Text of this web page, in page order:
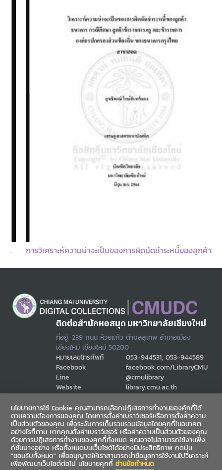
การวิเคราะห์ความน่าจะเป็นของการผิดนัดชำระหนี้ของลูกค้าธนาคาร กรณีศึกษา ลูกค้าข้าราชการครู และข้าราชการองค์กร ปกครองส่วนท้องถิ่นของธนาคารกรุงไทย สาขาฮอด
ติดต่อสำนักหอสมุด มหาวิทยาลัยเชียงใหม่
ที่อยู่: 239 ถนน ห้วยแก้ว ตำบลสุเทพ อำเภอเมือง
เชียงใหม่ เชียงใหม่ 50200
หมายเลขโทรศัพท์ 053-944531, 053-944589
Facebook
facebook.com/LibraryCMU
Line
@cmulibrary
Website
library.cmu.ac.th
ช่องทางสื่อสาร
นโยบายการใช้ Cookie คุณสามารถเลือกปฏิเสธการทำงานของคุ้กกี้ได้
ตามความต้องการของคุณ โดยการตั้งค่าเบราว์เซอร์หรือการตั้งค่าความ
เป็นส่วนตัวของคุณ เพื่อระงับการเก็บรวมรวบข้อมูลโดยคุกกี้ในอนาคต
อย่างไรก็ตาม หากคุณตั้งค่าเบราว์เซอร์ หรือค่าความเป็นส่วนตัวของคุณ
ด้วยการปฎิเสธการทำงานของคุกกี้ทั้งหมด คุณอาจไม่สามารถใช้งานฟัง
ก์ชั่นบางอย่าง หรือทั้งหมดบนเว็บไซต์ได้อย่างมีประสิทธิภาพ กดปุ่ม
"ยอมรับทั้งหมด" เพื่ออนุญาตให้เราสามารถนำข้อมูลการใช้งานไปวิเคราะห์
เพื่อพัฒนาเว็บไซต์ต่อไป นโยบายคุกกี้อ่านข้อกำหนด